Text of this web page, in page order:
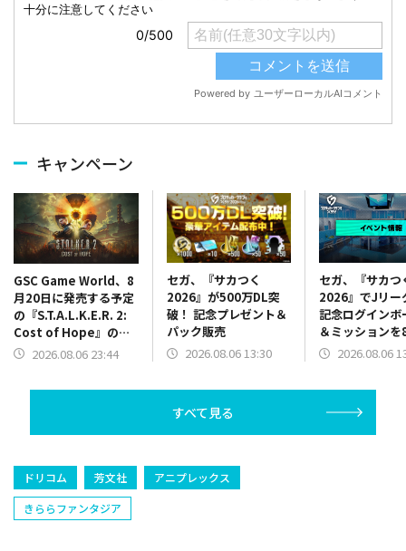
キャンペーン
GSC Game World、8
月20日に発売する予定
の『S.T.A.L.K.E.R. 2:
Cost of Hope』のロ
ケーションを紹介する
2026.08.06 23:44
セガ、『サカつく
2026』が500万DL突
破！ 記念プレゼント＆
パック販売
2026.08.06 13:30
セガ、『サカつ
2026』でJリー
記念ログインボ
＆ミッション
13時より開催
2026.08.06
すべて見る
ドリコム 芳文社
アニプレックス
きららファンタジア